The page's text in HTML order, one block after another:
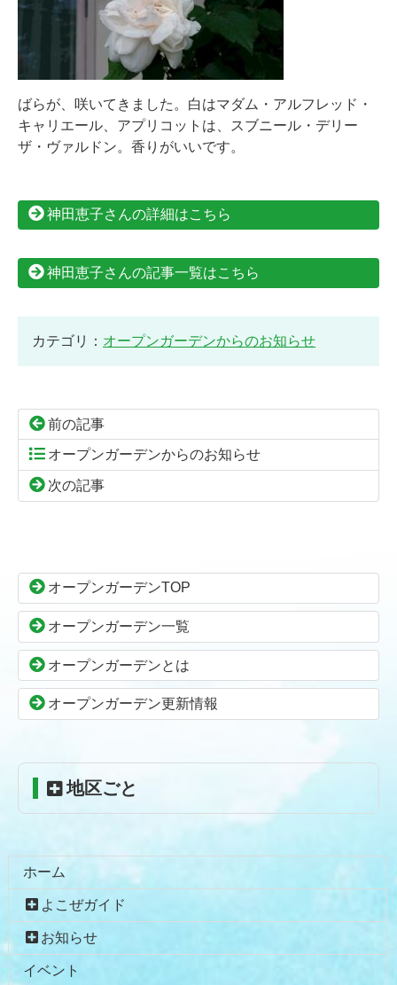
ばらが、咲いてきました。白はマダム・アルフレッド・
キャリエール、アプリコットは、スブニール・デリー
ザ・ヴァルドン。香りがいいです。
神田恵子さんの詳細はこちら
神田恵子さんの記事一覧はこちら
カテゴリ： オープンガーデンからのお知らせ
前の記事
オープンガーデンからのお知らせ
次の記事
ン
本
文
先
へ
る
の
頭
へ
る
オープンガーデンTOP
オープンガーデン一覧
オープンガーデンとは
オープンガーデン更新情報
地区ごと
ホーム
よこぜガイド
お知らせ
イベント